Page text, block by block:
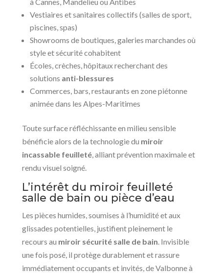
Vestiaires et sanitaires collectifs (salles de sport,
piscines, spas)
Showrooms de boutiques, galeries marchandes où
style et sécurité cohabitent
Écoles, crèches, hôpitaux recherchant des
solutions anti-blessures
Commerces, bars, restaurants en zone piétonne
animée dans les Alpes-Maritimes
Toute surface réfléchissante en milieu sensible
bénéficie alors de la technologie du miroir
incassable feuilleté, alliant prévention maximale et
rendu visuel soigné.
L’intérêt du miroir feuilleté
salle de bain ou pièce d’eau
Les pièces humides, soumises à l’humidité et aux
glissades potentielles, justifient pleinement le
recours au miroir sécurité salle de bain. Invisible
une fois posé, il protège durablement et rassure
immédiatement occupants et invités, de Valbonne à